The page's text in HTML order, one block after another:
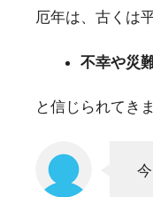
厄年は、古くは
不幸や災
と信じられてき